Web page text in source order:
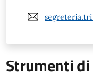
Strumenti